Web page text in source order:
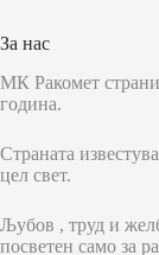
За нас
МК Ракомет
година.
Страната
цел свет.
Љубов , труд и
посветен само за